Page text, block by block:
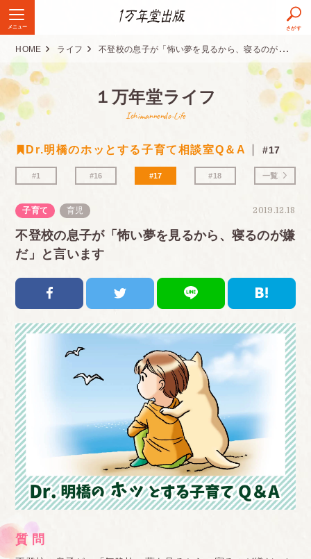
メニュー さがす
HOME ライフ 不登校の息子が「怖い夢を見るから、寝るのが嫌だ」と言います
１万年堂ライフ
Ichimannendo-Life
Dr.明橋のホッとする子育て相談室Q＆A #17
#1 #16 #17 #18 一覧
2019.12.18
子育て 育児
不登校の息子が「怖い夢を見るから、寝るのが嫌
だ」と言います
質 問